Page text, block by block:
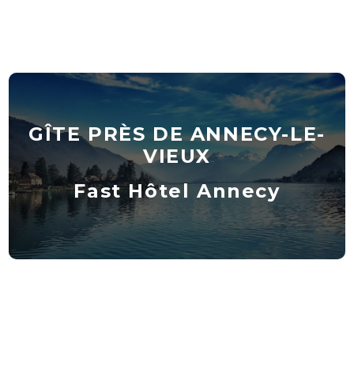
GÎTE PRÈS DE ANNECY-LE-
VIEUX
Fast Hôtel Annecy